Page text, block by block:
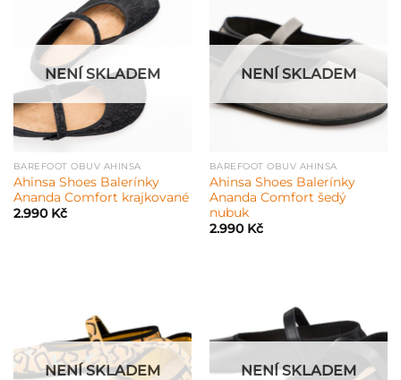
NENÍ SKLADEM
BAREFOOT OBUV AHINSA
Ahinsa Shoes Balerínky
Ananda Comfort krajkované
2.990 Kč
NENÍ SKLADEM
BAREFOOT OBUV AHINSA
Ahinsa Shoes Balerínky
Ananda Comfort šedý
nubuk
2.990 Kč
NENÍ SKLADEM NENÍ SKLADEM